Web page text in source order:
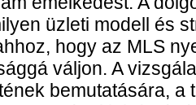
üzleti modell és
hogy az MLS
váljon. A
bemutatására, a